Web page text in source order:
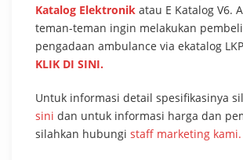
Katalog Elektronik atau E Katalog V6.
teman-teman ingin melakukan
pengadaan ambulance via ekatalog
KLIK DI SINI.
Untuk informasi detail spesifikasinya
sini dan untuk informasi harga dan
silahkan hubungi staff marketing kami.